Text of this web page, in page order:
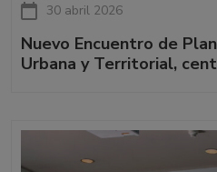
30 abril 2026
Nuevo Encuentro de
Urbana y Territorial,